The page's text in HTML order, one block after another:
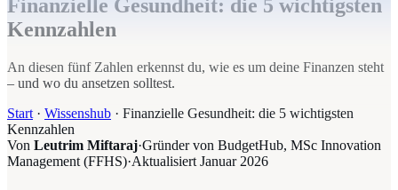
Finanzielle Gesundheit: die 5 wichtigsten
Kennzahlen
An diesen fünf Zahlen erkennst du, wie es um deine Finanzen steht
– und wo du ansetzen solltest.
Start · Wissenshub · Finanzielle Gesundheit: die 5 wichtigsten
Kennzahlen
Von Leutrim Miftaraj·Gründer von BudgetHub, MSc Innovation
Management (FFHS)·Aktualisiert Januar 2026